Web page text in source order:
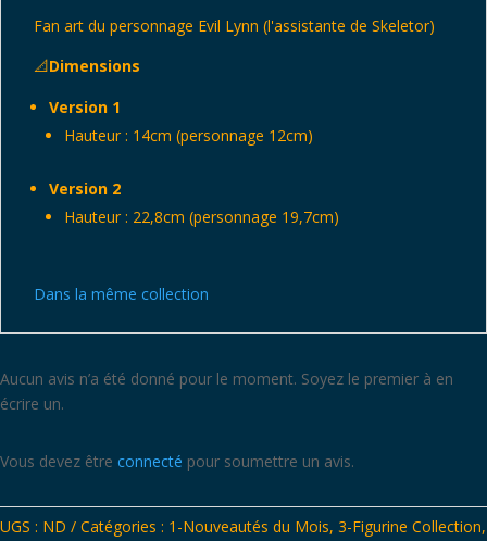
l'univers
Fan art du personnage Evil Lynn (l'assistante de Skeletor)
📐Dimensions
Version 1
Hauteur : 14cm (personnage 12cm)
Version 2
Hauteur : 22,8cm (personnage 19,7cm)
Dans la même collection
Aucun avis n’a été donné pour le moment. Soyez le premier à en
écrire un.
Vous devez être connecté pour soumettre un avis.
UGS : ND Catégories : 1-Nouveautés du Mois, 3-Figurine Collection,